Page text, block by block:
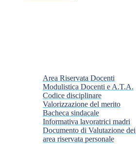
Area Riservata Docenti
Modulistica Docenti e A.T.A.
Codice disciplinare
Valorizzazione del merito
Bacheca sindacale
Informativa lavoratrici madri
Documento di Valutazione
area riservata personale